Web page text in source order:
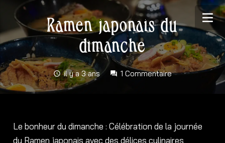
Ramen japonais du
dimanche
schedule il y a 3 ans forum 1Commentaire
Le bonheur du dimanche : Célébration de la journée
du Ramen japonais avec des délices culinaires